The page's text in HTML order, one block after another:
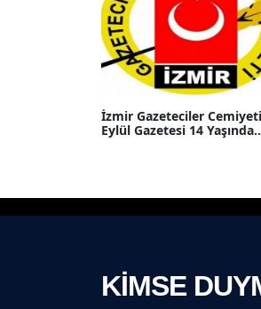
İzmir Gazeteciler
Eylül Gazetesi 14
KİMSE